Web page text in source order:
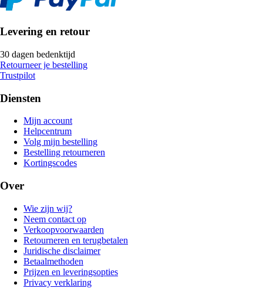
Levering en retour
30 dagen bedenktijd
Retourneer je bestelling
Trustpilot
Diensten
Mijn account
Helpcentrum
Volg mijn bestelling
Bestelling retourneren
Kortingscodes
Over
Wie zijn wij?
Neem contact op
Verkoopvoorwaarden
Retourneren en terugbetalen
Juridische disclaimer
Betaalmethoden
Prijzen en leveringsopties
Privacy verklaring